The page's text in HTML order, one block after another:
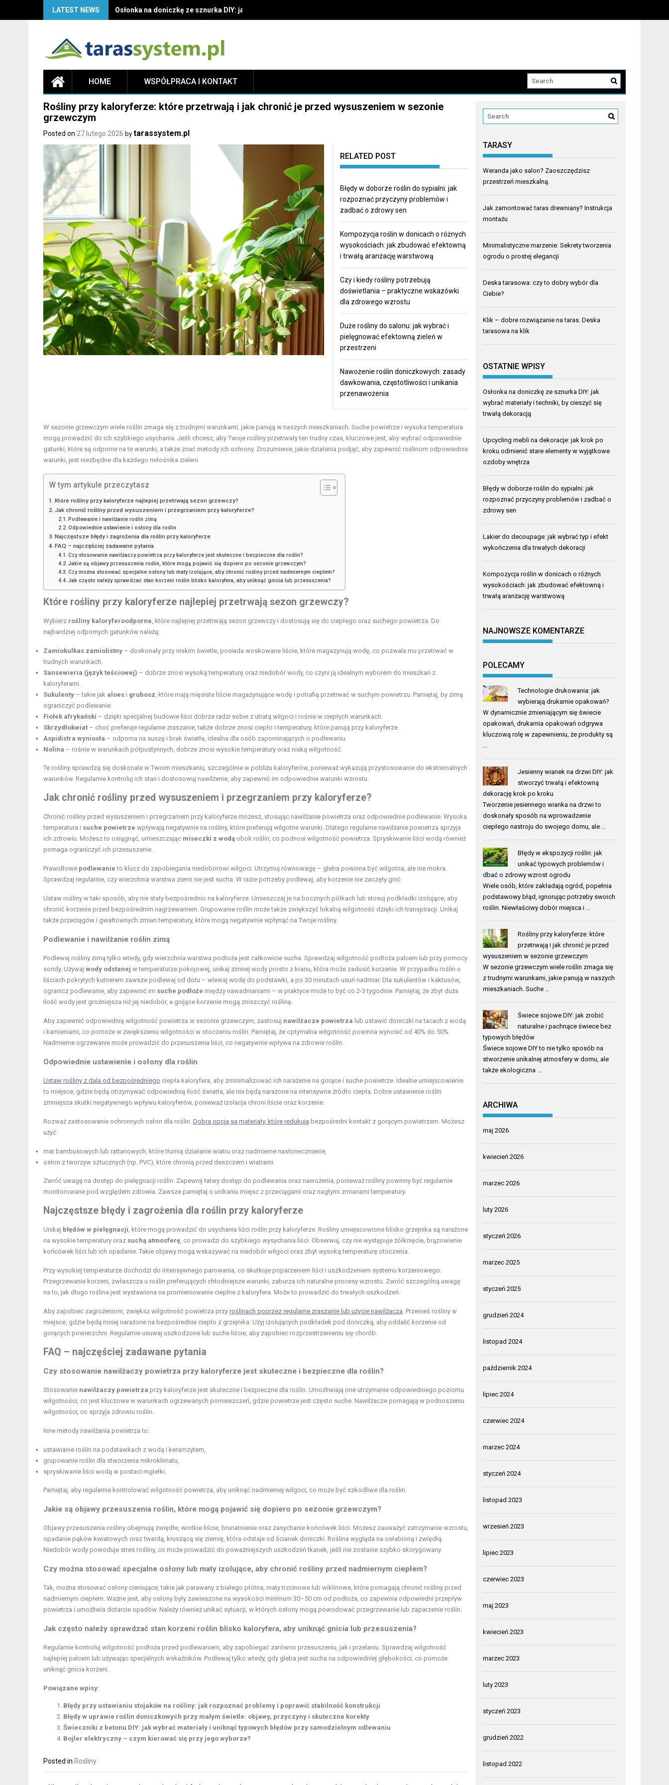
LATEST NEWS Osłonka na doniczkę ze sznurka DIY: jak wybrać materiały i techniki, by cieszyć się trwałą dekoracją
HOME WSPÓŁPRACA I KONTAKT
Rośliny przy kaloryferze: które przetrwają i jak chronić je przed wysuszeniem w sezonie
grzewczym
Posted on 27 lutego 2026 by tarassystem.pl
RELATED POST
Błędy w doborze roślin do sypialni: jak
rozpoznać przyczyny problemów i
zadbać o zdrowy sen
Kompozycja roślin w donicach o różnych
wysokościach: jak zbudować efektowną
i trwałą aranżację warstwową
Czy i kiedy rośliny potrzebują
doświetlania – praktyczne wskazówki
dla zdrowego wzrostu
Duże rośliny do salonu: jak wybrać i
pielęgnować efektowną zieleń w
przestrzeni
Nawożenie roślin doniczkowych: zasady
dawkowania, częstotliwości i unikania
przenawożenia
W sezonie grzewczym wiele roślin zmaga się z trudnymi warunkami, jakie panują w naszych mieszkaniach. Suche powietrze i wysoka temperatura
mogą prowadzić do ich szybkiego usychania. Jeśli chcesz, aby Twoje rośliny przetrwały ten trudny czas, kluczowe jest, aby wybrać odpowiednie
gatunki, które są odporne na te warunki, a także znać metody ich ochrony. Zrozumienie, jakie działania podjąć, aby zapewnić roślinom odpowiednie
warunki, jest niezbędne dla każdego miłośnika zieleni.
W tym artykule przeczytasz
Które rośliny przy kaloryferze najlepiej przetrwają sezon grzewczy?
Jak chronić rośliny przed wysuszeniem i przegrzaniem przy kaloryferze?
Podlewanie i nawilżanie roślin zimą
Odpowiednie ustawienie i osłony dla roślin
Najczęstsze błędy i zagrożenia dla roślin przy kaloryferze
FAQ – najczęściej zadawane pytania
Czy stosowanie nawilżaczy powietrza przy kaloryferze jest skuteczne i bezpieczne dla roślin?
Jakie są objawy przesuszenia roślin, które mogą pojawić się dopiero po sezonie grzewczym?
Czy można stosować specjalne osłony lub maty izolujące, aby chronić rośliny przed nadmiernym ciepłem?
Jak często należy sprawdzać stan korzeni roślin blisko kaloryfera, aby uniknąć gnicia lub przesuszenia?
Które rośliny przy kaloryferze najlepiej przetrwają sezon grzewczy?
Wybierz rośliny kaloryferoodporne , które najlepiej przetrwają sezon grzewczy i dostosują się do ciepłego oraz suchego powietrza. Do
najbardziej odpornych gatunków należą:
Zamiokulkas zamiolistny – doskonały przy niskim świetle, posiada woskowane liście, które magazynują wodę, co pozwala mu przetrwać w
trudnych warunkach.
Sansewieria (język teściowej) – dobrze znosi wysoką temperaturę oraz niedobór wody, co czyni ją idealnym wyborem do mieszkań z
kaloryferami.
Sukulenty – takie jak aloes i grubosz , które mają mięsiste liście magazynujące wodę i potrafią przetrwać w suchym powietrzu. Pamiętaj, by zimą
ograniczyć podlewanie.
Fiołek afrykański – dzięki specjalnej budowie liści dobrze radzi sobie z utratą wilgoci i rośnie w ciepłych warunkach.
Skrzydłokwiat – choć preferuje regularne zraszanie, także dobrze znosi ciepło i temperatury, które panują przy kaloryferze.
Aspidistra wyniosła – odporna na suszę i brak światła, idealna dla osób zapominających o podlewaniu.
Nolina – rośnie w warunkach półpustynnych, dobrze znosi wysokie temperatury oraz niską wilgotność.
Te rośliny sprawdzą się doskonale w Twoim mieszkaniu, szczególnie w pobliżu kaloryferów, ponieważ wykazują przystosowanie do ekstremalnych
warunków. Regularnie kontroluj ich stan i dostosowuj nawilżenie, aby zapewnić im odpowiednie warunki wzrostu.
Jak chronić rośliny przed wysuszeniem i przegrzaniem przy kaloryferze?
Chronić rośliny przed wysuszeniem i przegrzaniem przy kaloryferze możesz, stosując nawilżanie powietrza oraz odpowiednie podlewanie. Wysoka
temperatura i suche powietrze wpływają negatywnie na rośliny, które preferują wilgotne warunki. Dlatego regularne nawilżanie powietrza sprzyja
ich zdrowiu. Możesz to osiągnąć, umieszczając miseczki z wodą obok roślin, co podnosi wilgotność powietrza. Spryskiwanie liści wodą również
pomaga ograniczyć ich przesuszenie.
Prawidłowe podlewanie to klucz do zapobiegania niedoborowi wilgoci. Utrzymuj równowagę – gleba powinna być wilgotna, ale nie mokra.
Sprawdzaj regularnie, czy wierzchnia warstwa ziemi nie jest sucha. W razie potrzeby podlewaj, aby korzenie nie zaczęły gnić.
Ustaw rośliny w taki sposób, aby nie stały bezpośrednio na kaloryferze. Umieszczaj je na bocznych półkach lub stosuj podkładki izolujące, aby
chronić korzenie przed bezpośrednim nagrzewaniem. Grupowanie roślin może także zwiększyć lokalną wilgotność dzięki ich transpiracji. Unikaj
także przeciągów i gwałtownych zmian temperatury, które mogą negatywnie wpłynąć na Twoje rośliny.
Podlewanie i nawilżanie roślin zimą
Podlewaj rośliny zimą tylko wtedy, gdy wierzchnia warstwa podłoża jest całkowicie sucha. Sprawdzaj wilgotność podłoża palcem lub przy pomocy
sondy. Używaj wody odstanej w temperaturze pokojowej, unikaj zimnej wody prosto z kranu, która może zadusić korzenie. W przypadku roślin o
liściach pokrytych kutnerem zawsze podlewaj od dołu – wlewaj wodę do podstawki, a po 30 minutach usuń nadmiar. Dla sukulentów i kaktusów,
ogranicz podlewanie, aby zapewnić im suche podłoże między nawadnianiami – w praktyce może to być co 2-3 tygodnie. Pamiętaj, że zbyt duża
ilość wody jest groźniejsza niż jej niedobór, a gnijące korzenie mogą zniszczyć roślinę.
Aby zapewnić odpowiednią wilgotność powietrza w sezonie grzewczym, zastosuj nawilżacze powietrza lub ustawić doniczki na tacach z wodą
i kamieniami, co pomoże w zwiększeniu wilgotności w otoczeniu roślin. Pamiętaj, że optymalna wilgotność powinna wynosić od 40% do 50%.
Nadmierne ogrzewanie może prowadzić do przesuszenia liści, co negatywnie wpływa na zdrowie roślin.
Odpowiednie ustawienie i osłony dla roślin
Ustaw rośliny z dala od bezpośredniego ciepła kaloryfera, aby zminimalizować ich narażenie na gorące i suche powietrze. Idealne umiejscowienie
to miejsce, gdzie będą otrzymywać odpowiednią ilość światła, ale nie będą narażone na intensywne źródło ciepła. Dobre ustawienie roślin
zmniejsza skutki negatywnego wpływu kaloryferów, ponieważ izolacja chroni liście oraz korzenie.
Rozważ zastosowanie ochronnych osłon dla roślin. Dobrą opcją są materiały, które redukują bezpośredni kontakt z gorącym powietrzem. Możesz
użyć:
mat bambusowych lub rattanowych, które tłumią działanie wiatru oraz nadmierne nasłonecznienie,
osłon z tworzyw sztucznych (np. PVC), które chronią przed deszczem i wiatrami.
Zwróć uwagę na dostęp do pielęgnacji roślin. Zapewnij łatwy dostęp do podlewania oraz nawożenia, ponieważ rośliny powinny być regularnie
monitorowane pod względem zdrowia. Zawsze pamiętaj o unikaniu miejsc z przeciągami oraz nagłymi zmianami temperatury.
Najczęstsze błędy i zagrożenia dla roślin przy kaloryferze
Unikaj błędów w pielęgnacji , które mogą prowadzić do usychania liści roślin przy kaloryferze. Rośliny umiejscowione blisko grzejnika są narażone
na wysokie temperatury oraz suchą atmosferę , co prowadzi do szybkiego wysychania liści. Obserwuj, czy nie występuje żółknięcie, brązowienie
końcówek liści lub ich opadanie. Takie objawy mogą wskazywać na niedobór wilgoci oraz zbyt wysoką temperaturę otoczenia.
Przy wysokiej temperaturze dochodzi do intensywnego parowania, co skutkuje poparzeniem liści i uszkodzeniem systemu korzeniowego.
Przegrzewanie korzeni, zwłaszcza u roślin preferujących chłodniejsze warunki, zaburza ich naturalne procesy wzrostu. Zwróć szczególną uwagę
na to, jak długo roślina jest wystawiona na promieniowanie cieplne z kaloryfera. Może to prowadzić do trwałych uszkodzeń.
Aby zapobiec zagrożeniom, zwiększ wilgotność powietrza przy roślinach poprzez regularne zraszanie lub użycie nawilżacza . Przenieś rośliny w
miejsce, gdzie będą mniej narażone na bezpośrednie ciepło z grzejnika. Użyj izolujących podkładek pod doniczką, aby oddalić korzenie od
gorących powierzchni. Regularnie usuwaj uszkodzone lub suche liście, aby zapobiec rozprzestrzenieniu się chorób.
FAQ – najczęściej zadawane pytania
Czy stosowanie nawilżaczy powietrza przy kaloryferze jest skuteczne i bezpieczne dla roślin?
Stosowanie nawilżaczy powietrza przy kaloryferze jest skuteczne i bezpieczne dla roślin. Umożliwiają one utrzymanie odpowiedniego poziomu
wilgotności, co jest kluczowe w warunkach ogrzewanych pomieszczeń, gdzie powietrze jest często suche. Nawilżacze pomagają w podnoszeniu
wilgotności, co sprzyja zdrowiu roślin.
Inne metody nawilżania powietrza to:
ustawianie roślin na podstawkach z wodą i keramzytem,
grupowanie roślin dla stworzenia mikroklimatu,
spryskiwanie liści wodą w postaci mgiełki.
Pamiętaj, aby regularnie kontrolować wilgotność powietrza, aby uniknąć nadmiernej wilgoci, co może być szkodliwe dla roślin.
Jakie są objawy przesuszenia roślin, które mogą pojawić się dopiero po sezonie grzewczym?
Objawy przesuszenia rośliny obejmują zwiędłe, wiotkie liście, brunatnienie oraz zasychanie końcówek liści. Możesz zauważyć zatrzymanie wzrostu,
opadanie pąków kwiatowych oraz twardą, kruszącą się ziemię, która odstaje od ścianek doniczki. Roślina wygląda na osłabioną i zwiędłą.
Niedobór wody powoduje stres rośliny, co może prowadzić do poważniejszych uszkodzeń tkanek, jeśli nie zostanie szybko skorygowany.
Czy można stosować specjalne osłony lub maty izolujące, aby chronić rośliny przed nadmiernym ciepłem?
Tak, można stosować osłony cieniujące, takie jak parawany z białego płótna, maty trzcinowe lub wiklinowe, które pomagają chronić rośliny przed
nadmiernym ciepłem. Ważne jest, aby osłony były zawieszone na wysokości minimum 30–50 cm od podłoża, co zapewnia odpowiedni przepływ
powietrza i umożliwia dotarcie opadów. Należy również unikać sytuacji, w których osłony mogą powodować przegrzewanie lub zaparzenie roślin.
Jak często należy sprawdzać stan korzeni roślin blisko kaloryfera, aby uniknąć gnicia lub przesuszenia?
Regularnie kontroluj wilgotność podłoża przed podlewaniem, aby zapobiegać zarówno przesuszeniu, jak i przelaniu. Sprawdzaj wilgotność
najlepiej palcem lub używając specjalnych wskaźników. Podlewaj tylko wtedy, gdy gleba jest sucha na odpowiedniej głębokości, co pomoże
uniknąć gnicia korzeni.
Powiązane wpisy:
Błędy przy ustawianiu stojaków na rośliny: jak rozpoznać problemy i poprawić stabilność konstrukcji
Błędy w uprawie roślin doniczkowych przy małym świetle: objawy, przyczyny i skuteczne korekty
Świeczniki z betonu DIY: jak wybrać materiały i uniknąć typowych błędów przy samodzielnym odlewaniu
Bojler elektryczny – czym kierować się przy jego wyborze?
Posted in Rośliny
TARASY
Weranda jako salon? Zaoszczędzisz
przestrzeń mieszkalną.
Jak zamontować taras drewniany? Instrukcja
montażu
Minimalistyczne marzenie: Sekrety tworzenia
ogrodu o prostej elegancji
Deska tarasowa: czy to dobry wybór dla
Ciebie?
Klik – dobre rozwiązanie na taras. Deska
tarasowa na klik
OSTATNIE WPISY
Osłonka na doniczkę ze sznurka DIY: jak
wybrać materiały i techniki, by cieszyć się
trwałą dekoracją
Upcycling mebli na dekoracje: jak krok po
kroku odmienić stare elementy w wyjątkowe
ozdoby wnętrza
Błędy w doborze roślin do sypialni: jak
rozpoznać przyczyny problemów i zadbać o
zdrowy sen
Lakier do decoupage: jak wybrać typ i efekt
wykończenia dla trwałych dekoracji
Kompozycja roślin w donicach o różnych
wysokościach: jak zbudować efektowną i
trwałą aranżację warstwową
NAJNOWSZE KOMENTARZE
POLECAMY
Technologie drukowania: jak
wybierają drukarnie opakowań?
W dynamicznie zmieniającym się świecie
opakowań, drukarnia opakowań odgrywa
kluczową rolę w zapewnieniu, że produkty są
Jesienny wianek na drzwi DIY: jak
stworzyć trwałą i efektowną
dekorację krok po kroku
Tworzenie jesiennego wianka na drzwi to
doskonały sposób na wprowadzenie
ciepłego nastroju do swojego domu, ale …
Błędy w ekspozycji roślin: jak
unikać typowych problemów i
dbać o zdrowy wzrost ogrodu
Wiele osób, które zakładają ogród, popełnia
podstawowy błąd, ignorując potrzeby swoich
roślin. Niewłaściwy dobór miejsca i …
Rośliny przy kaloryferze: które
przetrwają i jak chronić je przed
wysuszeniem w sezonie grzewczym
W sezonie grzewczym wiele roślin zmaga się
z trudnymi warunkami, jakie panują w naszych
mieszkaniach. Suche …
Świece sojowe DIY: jak zrobić
naturalne i pachnące świece bez
typowych błędów
Świece sojowe DIY to nie tylko sposób na
stworzenie unikalnej atmosfery w domu, ale
także ekologiczna …
ARCHIWA
maj 2026
kwiecień 2026
marzec 2026
luty 2026
styczeń 2026
marzec 2025
styczeń 2025
grudzień 2024
listopad 2024
październik 2024
lipiec 2024
czerwiec 2024
marzec 2024
styczeń 2024
listopad 2023
wrzesień 2023
lipiec 2023
czerwiec 2023
maj 2023
kwiecień 2023
marzec 2023
luty 2023
styczeń 2023
grudzień 2022
listopad 2022